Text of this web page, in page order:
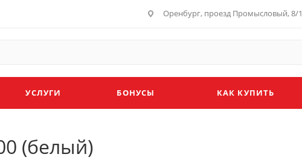
Оренбург, проезд Промысловый, 8/1
УСЛУГИ БОНУСЫ КАК КУПИТЬ
(белый)